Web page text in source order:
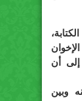
إلى أن
وبين